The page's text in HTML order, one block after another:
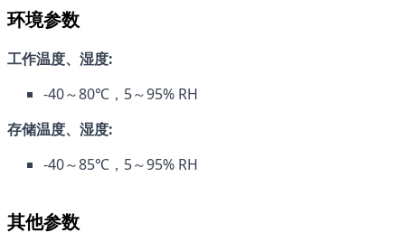
环境参数
工作温度、湿度:
-40～80℃，5～95% RH
存储温度、湿度:
-40～85℃，5～95% RH
其他参数